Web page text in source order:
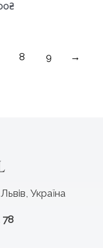
₴
8 9 →
Україна
78